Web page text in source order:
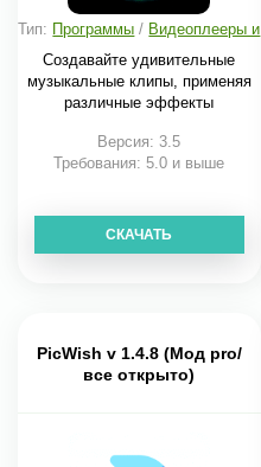
Тип: Программы / Видеоплееры и
Создавайте удивительные
музыкальные клипы, применяя
различные эффекты
Версия: 3.5
Требования: 5.0 и выше
СКАЧАТЬ
PicWish v 1.4.8 (Мод pro/
все открыто)